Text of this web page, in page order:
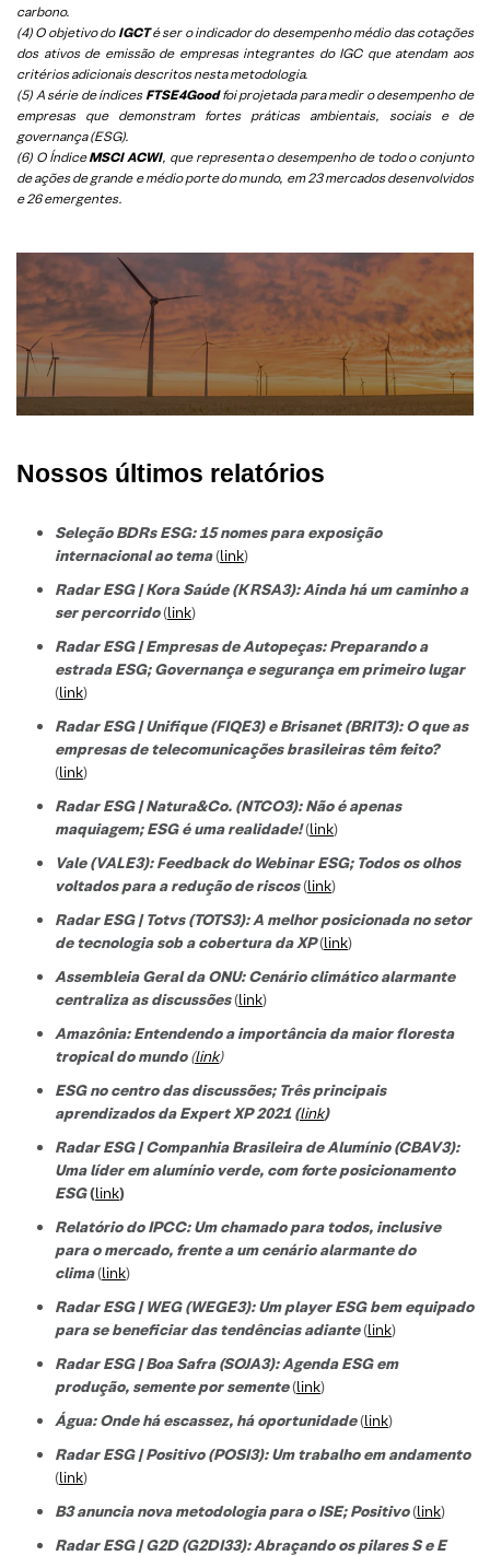
carbono.
(4) O objetivo do IGCTé ser o indicador do desempenho médio das cotações
dos ativos de emissão de empresas integrantes do IGC que atendam aos
critérios adicionais descritos nesta metodologia.
(5) A série de índices FTSE4Goodfoi projetada para medir o desempenho de
empresas que demonstram fortes práticas ambientais, sociais e de
governança (ESG).
(6) O ÍndiceMSCI ACWI, que representa o desempenho de todo o conjunto
de ações de grande e médio porte do mundo, em 23 mercados desenvolvidos
e 26 emergentes.
Nossos últimos relatórios
Seleção BDRs ESG​: 15 nomes para exposição
internacional ao tema(link)
Radar ESG | Kora Saúde (KRSA3): Ainda há um caminho a
ser percorrido(link)
Radar ESG | Empresas de Autopeças: Preparando a
estrada ESG; Governança e segurança em primeiro lugar
(link)
Radar ESG | Unifique (FIQE3) e Brisanet (BRIT3): O que as
empresas de telecomunicações brasileiras têm feito?
(link)
Radar ESG | Natura&Co. (NTCO3): Não é apenas
maquiagem; ESG é uma realidade!(link)
Vale (VALE3): Feedback do Webinar ESG; Todos os olhos
voltados para a redução de riscos(link)
Radar ESG | Totvs (TOTS3): A melhor posicionada no setor
de tecnologia sob a cobertura da XP(link)
Assembleia Geral da ONU: Cenário climático alarmante
centraliza as discussões(link)
Amazônia: Entendendo a importância da maior floresta
tropical do mundo (link)
ESG no centro das discussões; Três principais
aprendizados da Expert XP 2021 (link)
Radar ESG | Companhia Brasileira de Alumínio (CBAV3):
Uma líder em alumínio verde, com forte posicionamento
ESG(link)
Relatório do IPCC: Um chamado para todos, inclusive
para o mercado, frente a um cenário alarmante do
clima(link)
Radar ESG | WEG (WEGE3): Um player ESG bem equipado
para se beneficiar das tendências adiante(link)
Radar ESG | Boa Safra (SOJA3): Agenda ESG em
produção, semente por semente(link)
Água: Onde há escassez, há oportunidade(link)
Radar ESG | Positivo (POSI3): Um trabalho em andamento
(link)
B3 anuncia nova metodologia para o ISE; Positivo(link)
Radar ESG | G2D (G2DI33): Abraçando os pilares S e E